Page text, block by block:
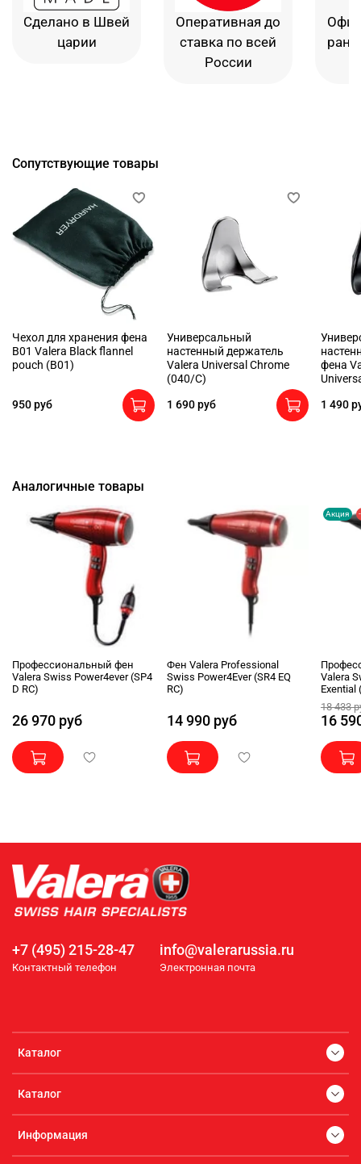
Сделано в Швей
царии
Оперативная до
ставка по всей
России
Сопутствующие товары
Чехол для хранения фена
B01 Valera Black flannel
pouch (B01)
950 руб
Универсальный
настенный держатель
Valera Universal Chrome
(040/C)
1 690 руб
фена
1 490
Аналогичные товары
Профессиональный фен
Valera Swiss Power4ever (SP4
D RC)
26 970 руб
Фен Valera Professional
Swiss Power4Ever (SR4 EQ
RC)
14 990 руб
Акция
Valera
Exential
18 433
16
Каталог
Каталог
Информация
+7 (495) 215-28-47
Контактный телефон
info@valerarussia.ru
Электронная почта